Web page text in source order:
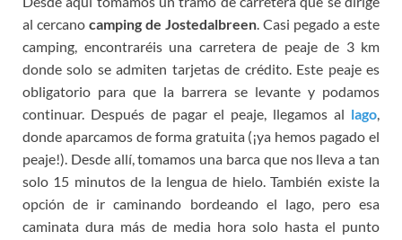
al cercano camping de Jostedalbreen . Casi pegado a este
camping, encontraréis una carretera de peaje de 3 km
donde solo se admiten tarjetas de crédito. Este peaje es
obligatorio para que la barrera se levante y podamos
continuar. Después de pagar el peaje, llegamos al lago
donde aparcamos de forma gratuita (¡ya hemos pagado el
peaje!). Desde allí, tomamos una barca que nos lleva a tan
solo 15 minutos de la lengua de hielo. También existe la
opción de ir caminando bordeando el lago, pero esa
caminata dura más de media hora solo hasta el punto